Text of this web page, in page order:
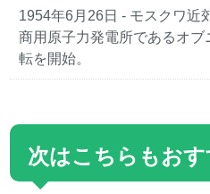
1954年6月26日 - モスクワ近
商用原子力発電所であるオ
転を開始。
次はこちらもお